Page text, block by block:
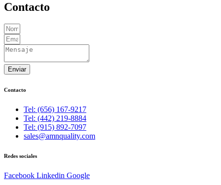
Contacto
Enviar
Contacto
Tel: (656) 167-9217
Tel: (442) 219-8884
Tel: (915) 892-7097
sales@amnquality.com
Redes sociales
Facebook Linkedin Google